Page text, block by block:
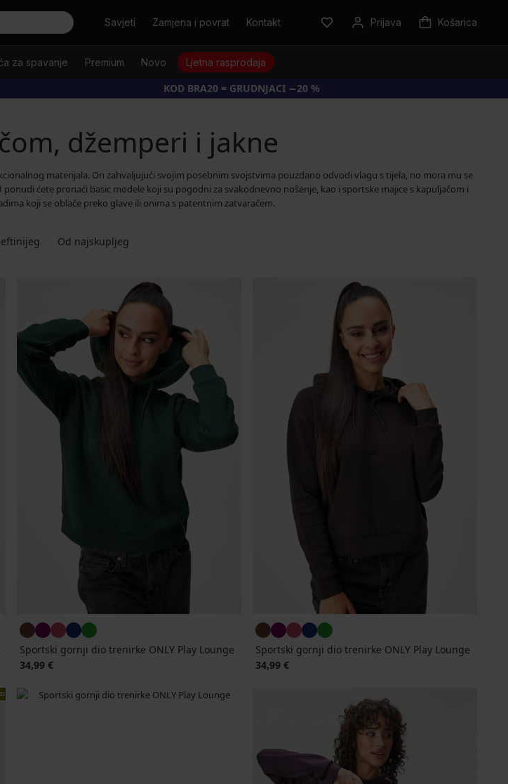
TražitiSavjeti Zamjena i povrat Kontakt Prijava Košarica
za spavanje Premium Novo Ljetna rasprodaja
KOD BRA20 = GRUDNJACI −20 %
džemperi i jakne
materijala. On zahvaljujući svojim posebnim svojstvima pouzdano odvodi vlagu s tijela, no mora mu se
ćete pronaći basic modele koji su pogodni za svakodnevno nošenje, kao i sportske majice s kapuljačom i
koji se oblače preko glave ili onima s patentnim zatvaračem.
Od najskupljeg
Sportski gornji dio trenirke ONLY Play Lounge
34,99 €
Sportski gornji dio trenirke ONLY Play Lounge
34,99 €